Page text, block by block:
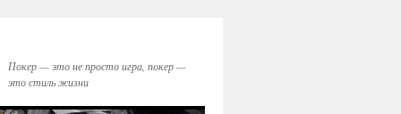
Покер — это не просто игра, покер —
это стиль жизни